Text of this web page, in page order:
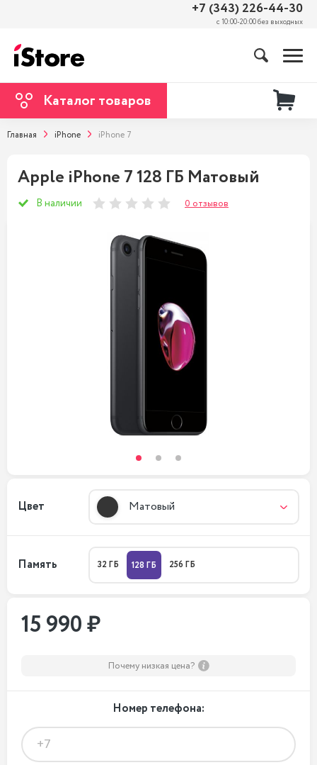
+7 (343) 226-44-30
с 10:00-20:00 без выходных
Каталог товаров
Главная iPhone iPhone 7
Apple iPhone 7 128 ГБ Матовый
В наличии 0 отзывов
Цвет Матовый
Память 32 ГБ 128 ГБ 256 ГБ
15 990 ₽
Почему низкая цена?
Номер телефона: